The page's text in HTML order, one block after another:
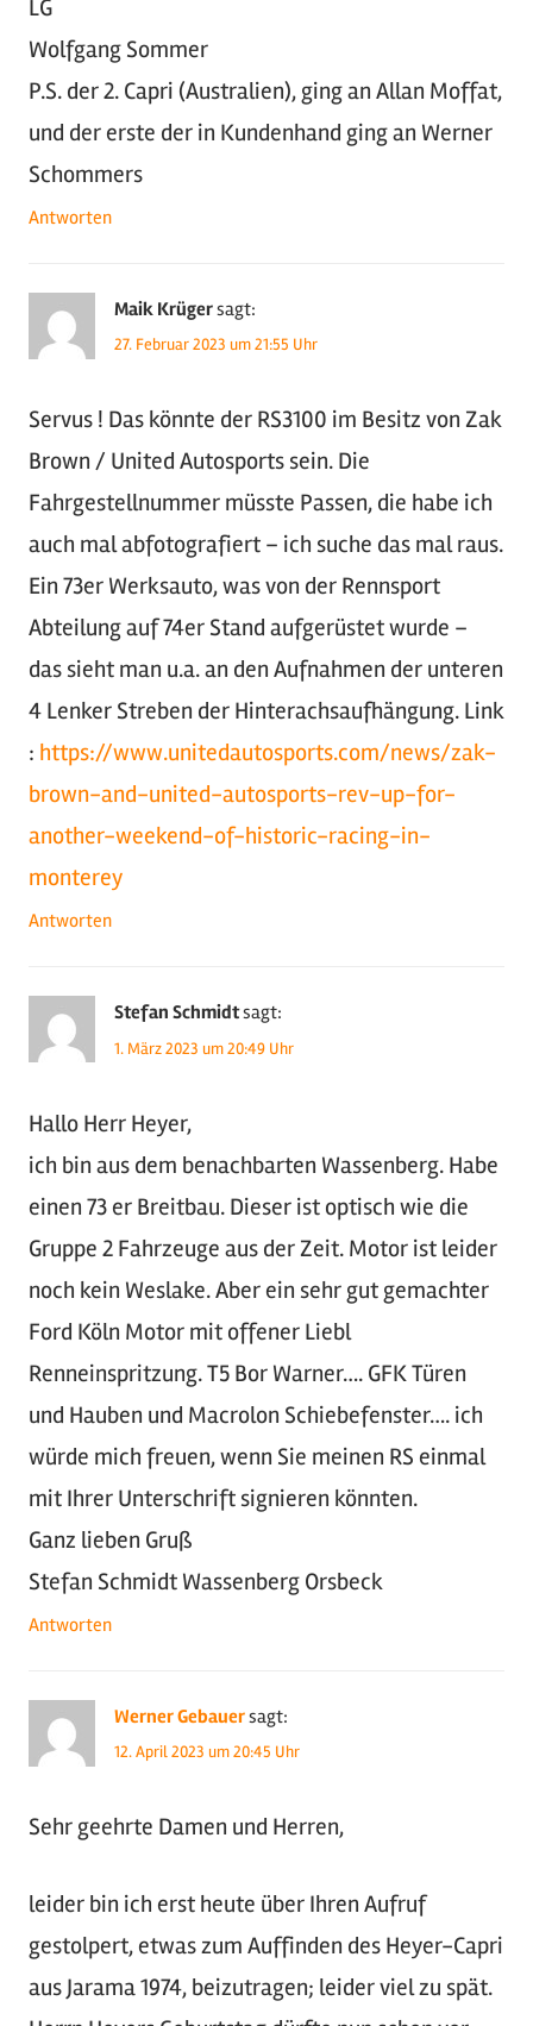
LG
Wolfgang Sommer
P.S. der 2. Capri (Australien), ging an Allan Moffat,
und der erste der in Kundenhand ging an Werner
Schommers
Antworten
Maik Krügersagt:
27. Februar 2023 um 21:55 Uhr
Servus ! Das könnte der RS3100 im Besitz von Zak
Brown / United Autosports sein. Die
Fahrgestellnummer müsste Passen, die habe ich
auch mal abfotografiert – ich suche das mal raus.
Ein 73er Werksauto, was von der Rennsport
Abteilung auf 74er Stand aufgerüstet wurde –
das sieht man u.a. an den Aufnahmen der unteren
4 Lenker Streben der Hinterachsaufhängung. Link
: https://www.unitedautosports.com/news/zak-
brown-and-united-autosports-rev-up-for-
another-weekend-of-historic-racing-in-
monterey
Antworten
Stefan Schmidtsagt:
1. März 2023 um 20:49 Uhr
Hallo Herr Heyer,
ich bin aus dem benachbarten Wassenberg. Habe
einen 73 er Breitbau. Dieser ist optisch wie die
Gruppe 2 Fahrzeuge aus der Zeit. Motor ist leider
noch kein Weslake. Aber ein sehr gut gemachter
Ford Köln Motor mit offener Liebl
Renneinspritzung. T5 Bor Warner…. GFK Türen
und Hauben und Macrolon Schiebefenster…. ich
würde mich freuen, wenn Sie meinen RS einmal
mit Ihrer Unterschrift signieren könnten.
Ganz lieben Gruß
Stefan Schmidt Wassenberg Orsbeck
Antworten
Werner Gebauersagt:
12. April 2023 um 20:45 Uhr
Sehr geehrte Damen und Herren,
leider bin ich erst heute über Ihren Aufruf
gestolpert, etwas zum Auffinden des Heyer-Capri
aus Jarama 1974, beizutragen; leider viel zu spät.